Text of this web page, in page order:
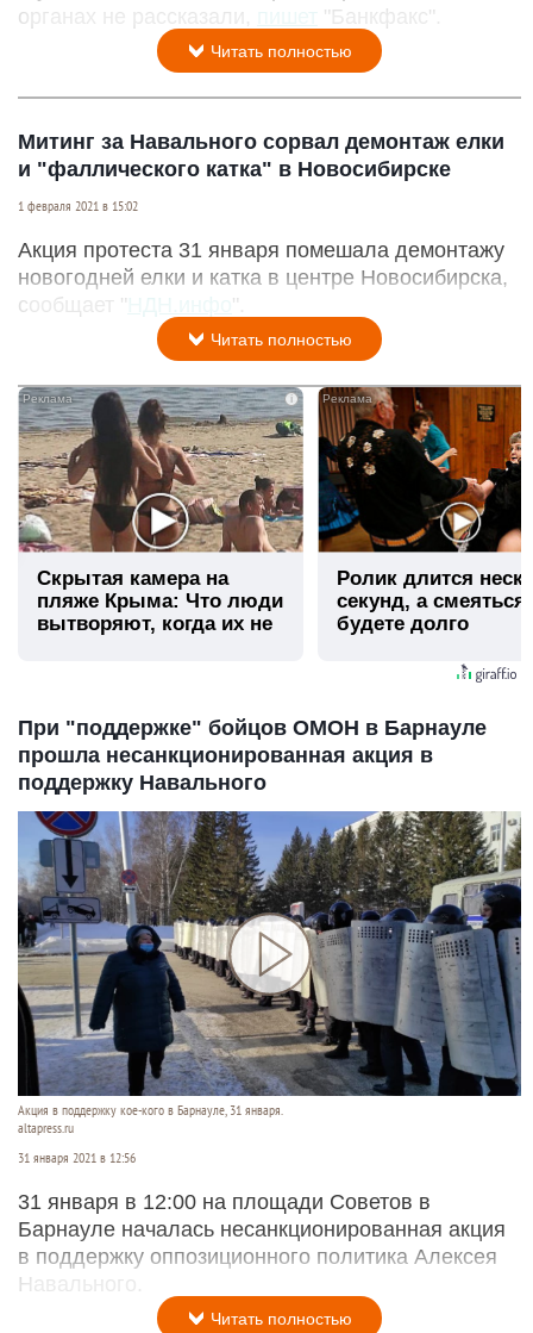
органах не рассказали,
"Банкфакс".
Читать полностью
Митинг за Навального сорвал демонтаж елки
и "фаллического катка" в Новосибирске
1 февраля 2021 в 15:02
Акция протеста 31 января помешала демонтажу
новогодней елки и катка в центре Новосибирска,
сообщает "НДН.инфо ".
Читать полностью
i
Скрытая камера на
пляже Крыма: Что люди
вытворяют, когда их не
Ролик длится
секунд, а
будете долго
При "поддержке" бойцов ОМОН в Барнауле
прошла несанкционированная акция в
поддержку Навального
Акция в поддержку кое-кого в Барнауле, 31 января.
altapress.ru
31 января 2021 в 12:56
31 января в 12:00 на площади Советов в
Барнауле началась несанкционированная акция
в поддержку оппозиционного политика Алексея
Навального.
Читать полностью